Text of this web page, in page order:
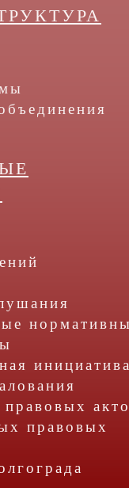
инициатива
правовых